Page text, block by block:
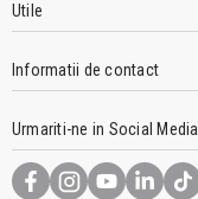
Utile
Informatii de contact
Urmariti-ne in Social Media